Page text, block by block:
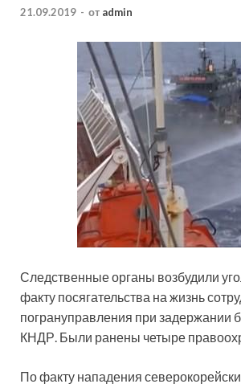
21.09.2019 - от admin
Следственные органы возбудили
факту посягательства на жизнь
погрануправления при задержании
КНДР. Были ранены четыре
По факту нападения